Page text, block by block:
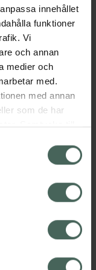
innehållet
funktioner
Vi
och annan
medier och
med.
med annan
som de har
Samtycke till
påverkar inte
återkallelsen.
för torr hud.
och 2
Visa